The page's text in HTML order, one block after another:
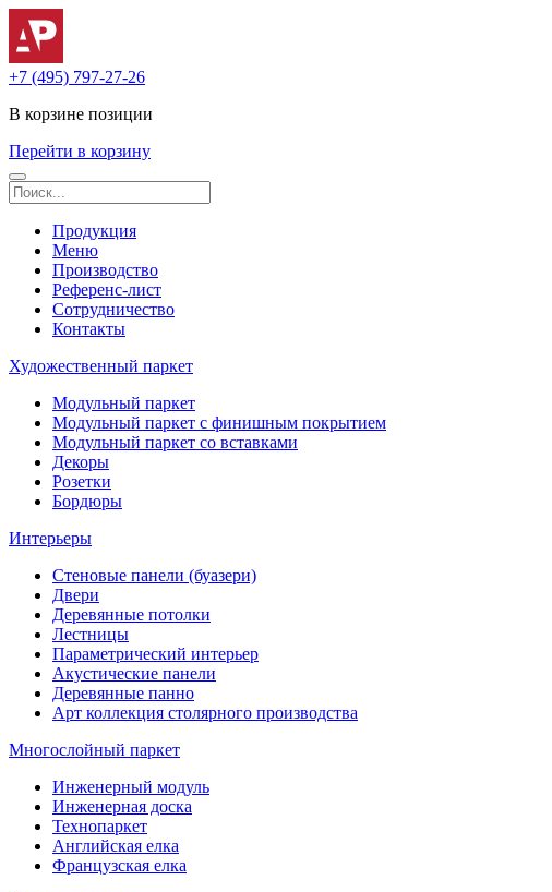
+7 (495) 797-27-26
В корзине позиции
Перейти в корзину
Продукция
Меню
Производство
Референс-лист
Сотрудничество
Контакты
Художественный паркет
Модульный паркет
Модульный паркет с финишным покрытием
Модульный паркет со вставками
Декоры
Розетки
Бордюры
Интерьеры
Стеновые панели (буазери)
Двери
Деревянные потолки
Лестницы
Параметрический интерьер
Акустические панели
Деревянные панно
Арт коллекция столярного производства
Многослойный паркет
Инженерный модуль
Инженерная доска
Технопаркет
Английская елка
Французская елка